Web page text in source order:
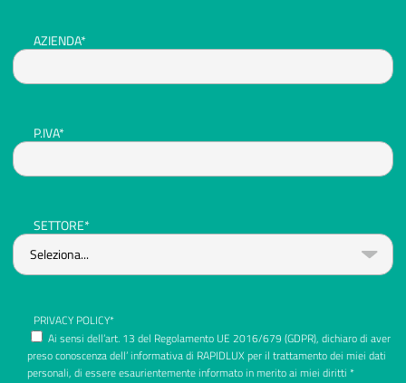
AZIENDA*
P.IVA*
SETTORE*
PRIVACY POLICY*
Ai sensi dell’art. 13 del Regolamento UE 2016/679 (GDPR), dichiaro di aver
preso conoscenza dell’ informativa di RAPIDLUX per il trattamento dei miei dati
personali, di essere esaurientemente informato in merito ai miei diritti *